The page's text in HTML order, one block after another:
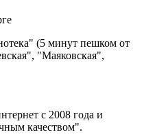
(5 минут пешком от
"Маяковская",
c 2008 года и
качеством".